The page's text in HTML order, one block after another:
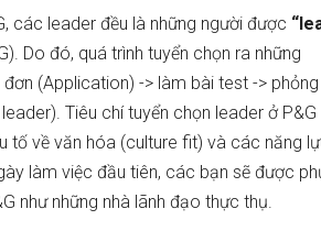
các leader đều là những người được
Do đó, quá trình tuyển chọn ra những
(Application) -> làm bài test ->
Tiêu chí tuyển chọn leader ở
tố về văn hóa (culture fit) và các năng
làm việc đầu tiên, các bạn sẽ được
như những nhà lãnh đạo thực thụ.